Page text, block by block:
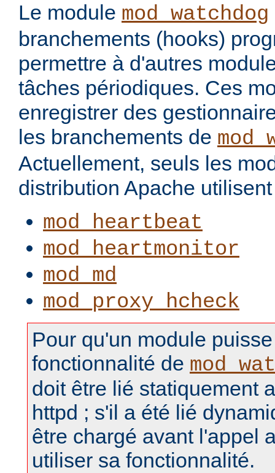
Le module mod_watchdog
branchements (hooks)
permettre à d'autres
tâches périodiques. Ces
enregistrer des
les branchements de
Actuellement, seuls les
distribution Apache
mod_heartbeat
mod_heartmonitor
mod_md
mod_proxy_hcheck
Pour qu'un module
fonctionnalité de
doit être lié statiquement
httpd ; s'il a été lié
être chargé avant l'appel
utiliser sa fonctionnalité.